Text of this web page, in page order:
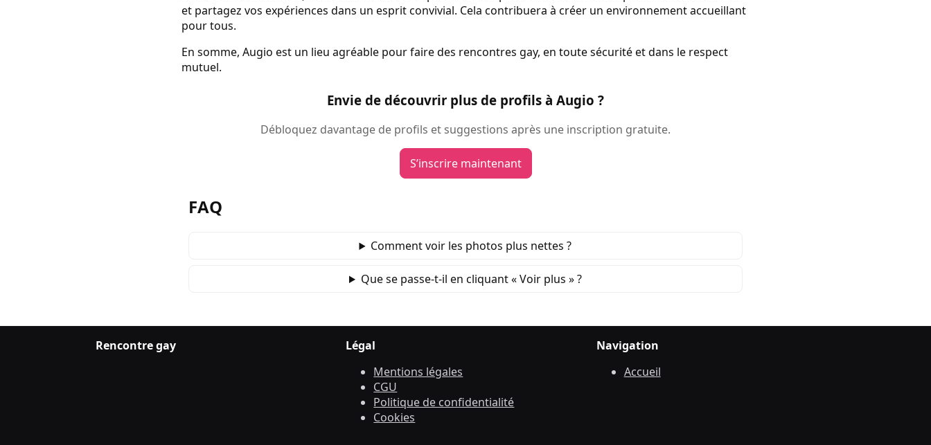
et partagez vos expériences dans un esprit convivial. Cela contribuera à créer un environnement accueillant
pour tous.
En somme, Augio est un lieu agréable pour faire des rencontres gay, en toute sécurité et dans le respect
mutuel.
Envie de découvrir plus de profils à Augio ?
Débloquez davantage de profils et suggestions après une inscription gratuite.
S’inscrire maintenant
FAQ
Comment voir les photos plus nettes ?
Que se passe‑t‑il en cliquant « Voir plus » ?
Rencontre gay
Légal
Mentions légales
CGU
Politique de confidentialité
Cookies
Navigation
Accueil